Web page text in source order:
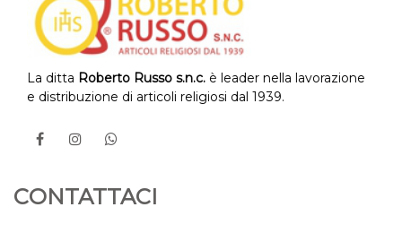
La ditta Roberto Russo s.n.c. è leader nella lavorazione
e distribuzione di articoli religiosi dal 1939.
CONTATTACI